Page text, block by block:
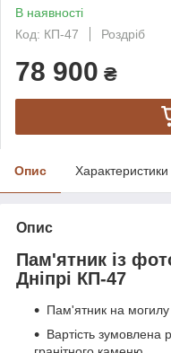
В наявності
Код: КП-47
Роздріб
78 900 ₴
Опис Характеристики
Опис
Пам'ятник із
Дніпрі КП-47
Пам'ятник на
Вартість зумовлена